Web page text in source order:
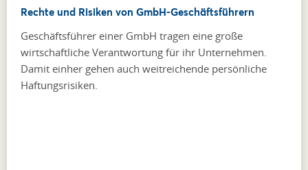
Rechte und Risiken von GmbH-Geschäftsführern
Geschäftsführer einer GmbH tragen eine große
wirtschaftliche Verantwortung für ihr Unternehmen.
Damit einher gehen auch weitreichende persönliche
Haftungsrisiken.